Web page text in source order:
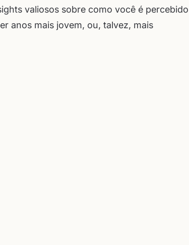
valiosos sobre como você é percebido
anos mais jovem, ou, talvez, mais